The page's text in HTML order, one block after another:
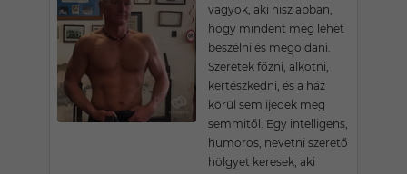
vagyok, aki hisz abban,
hogy mindent meg lehet
beszélni és megoldani.
Szeretek főzni, alkotni,
kertészkedni, és a ház
körül sem ijedek meg
semmitől. Egy intelligens,
humoros, nevetni szerető
hölgyet keresek, aki